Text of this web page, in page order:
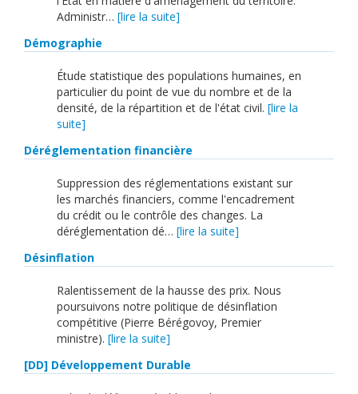
Administr… [lire la suite]
Démographie
Étude statistique des populations humaines, en
particulier du point de vue du nombre et de la
densité, de la répartition et de l'état civil. [lire la
suite]
Déréglementation financière
Suppression des réglementations existant sur
les marchés financiers, comme l'encadrement
du crédit ou le contrôle des changes. La
déréglementation dé… [lire la suite]
Désinflation
Ralentissement de la hausse des prix. Nous
poursuivons notre politique de désinflation
compétitive (Pierre Bérégovoy, Premier
ministre). [lire la suite]
[DD] Développement Durable